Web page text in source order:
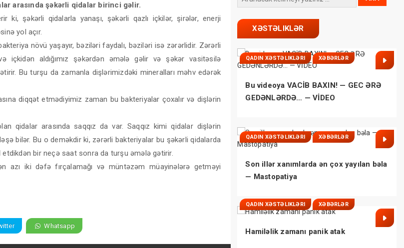
arasında şəkərli qidalar birinci gəlir.
ki, şəkərli qidalarla yanaşı, şəkərli qazlı içkilər, şirələr, enerji
yol açır.
növü yaşayır, bəziləri faydalı, bəziləri isə zərərlidir. Zərərli
içkidən aldığımız şəkərdən əmələ gəlir və şəkər vasitəsilə
Bu turşu da zamanla dişlərimizdəki mineralları məhv edərək
diqqət etmədiyimiz zaman bu bakteriyalar çoxalır və dişlərin
qidalar arasında saqqız da var. Saqqız kimi qidalar dişlərin
bilər. Bu o deməkdir ki, zərərli bakteriyalar bu şəkərli qidalarda
etdikdən bir neçə saat sonra da turşu əmələ gətirir.
azı iki dəfə fırçalamağı və müntəzəm müayinələrə getməyi
Whatsapp
XƏSTƏLIKLƏR
QADIN XƏSTƏLIKLƏRI XƏBƏRLƏR
Bu videoya VACİB BAXIN! — GEC ƏRƏ
GEDƏNLƏRDƏ… — VİDEO
QADIN XƏSTƏLIKLƏRI XƏBƏRLƏR
Son illər xanımlarda ən çox yayılan bəla
— Mastopatiya
QADIN XƏSTƏLIKLƏRI XƏBƏRLƏR
Hamiləlik zamanı panik atak